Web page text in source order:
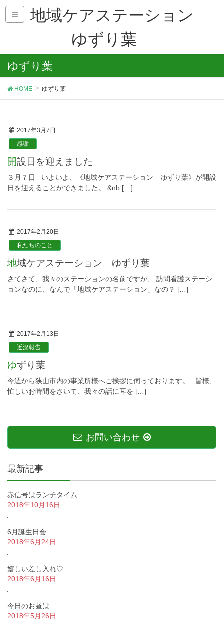
地域ケアステーション
ゆずり葉
ゆずり葉
HOME ゆずり葉
2017年3月7日
感謝
開設日を迎えました
３月７日 いよいよ、《地域ケアステーション ゆずり葉》が開設
日を迎えることができました。 &nb […]
2017年2月20日
私たちのこと
地域ケアステーション ゆずり葉
さてさて、我々のステーションの名前ですが、 訪問看護ステーシ
ョンなのに、なんで「地域ケアステーション」なの？ […]
2017年2月13日
近況報告
ゆずり葉
今週から狭山市内の事業所様へご挨拶に伺っております。 皆様、
忙しいお時間をさいて、我々の話に耳を […]
お問い合わせ
最新記事
赤信号はランチタイム
2018年10月16日
6月誕生日会
2018年6月24日
嬉しい差し入れ♡
2018年6月16日
今日のお昼は…
2018年5月26日